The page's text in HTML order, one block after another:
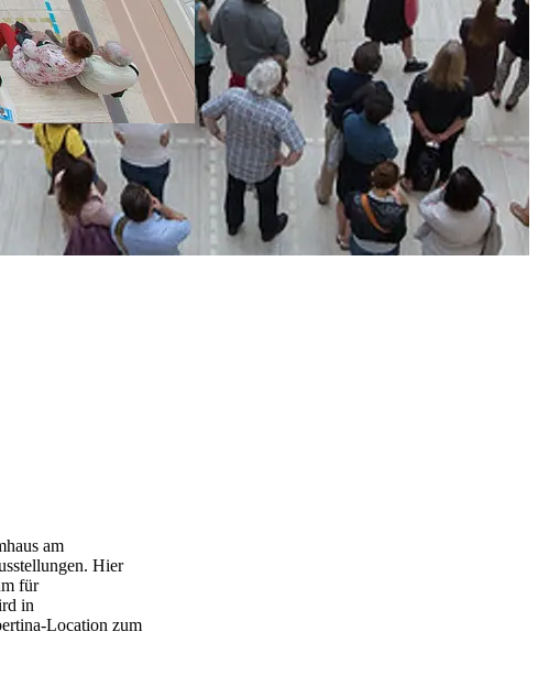
am
Hier
für
in
Location zum